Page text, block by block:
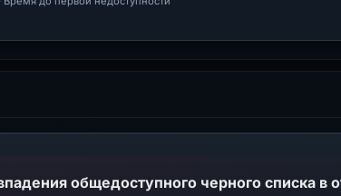
общедоступного черного списка